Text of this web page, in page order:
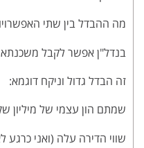
מה ההבדל בין שתי
בנדל"ן אפשר לקבל
זה הבדל גדול וניקח דוגמא:
שמתם הון עצמי של מיליון
שווי הדירה עלה (ואני כרגע